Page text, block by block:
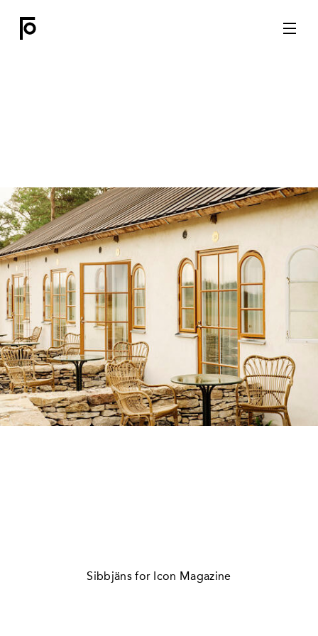
Sibbjäns for Icon Magazine